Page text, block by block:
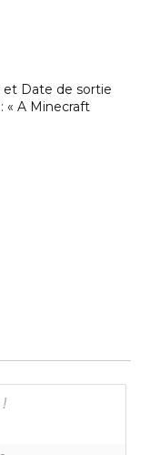
Date de sortie
« A Minecraft